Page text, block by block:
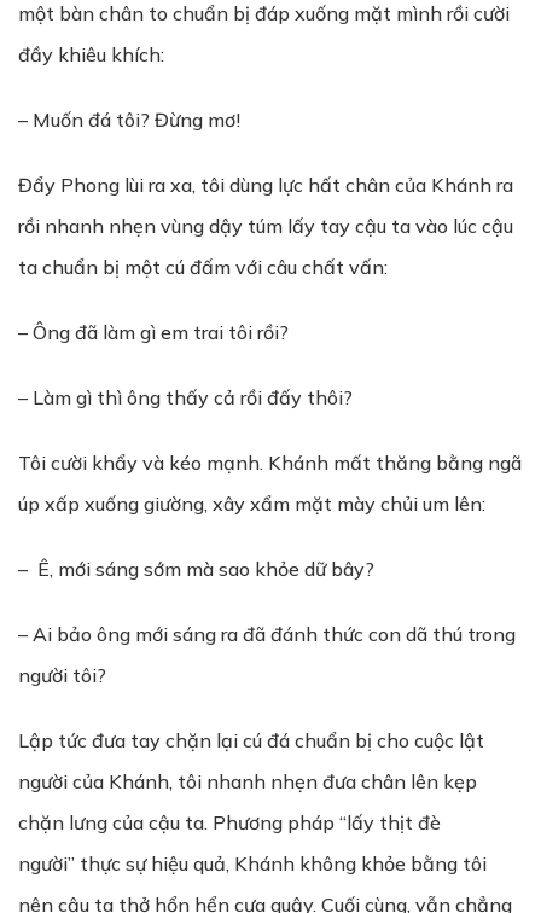
một bàn chân to chuẩn bị đáp xuống mặt mình rồi cười
đầy khiêu khích:
– Muốn đá tôi? Đừng mơ!
Đẩy Phong lùi ra xa, tôi dùng lực hất chân của Khánh ra
rồi nhanh nhẹn vùng dậy túm lấy tay cậu ta vào lúc cậu
ta chuẩn bị một cú đấm với câu chất vấn:
– Ông đã làm gì em trai tôi rồi?
– Làm gì thì ông thấy cả rồi đấy thôi?
Tôi cười khẩy và kéo mạnh. Khánh mất thăng bằng ngã
úp xấp xuống giường, xây xẩm mặt mày chủi um lên:
– Ê, mới sáng sớm mà sao khỏe dữ bây?
– Ai bảo ông mới sáng ra đã đánh thức con dã thú trong
người tôi?
Lập tức đưa tay chặn lại cú đá chuẩn bị cho cuộc lật
người của Khánh, tôi nhanh nhẹn đưa chân lên kẹp
chặn lưng của cậu ta. Phương pháp “lấy thịt đè
người” thực sự hiệu quả, Khánh không khỏe bằng tôi
nên cậu ta thở hổn hển cựa quậy. Cuối cùng, vẫn chẳng